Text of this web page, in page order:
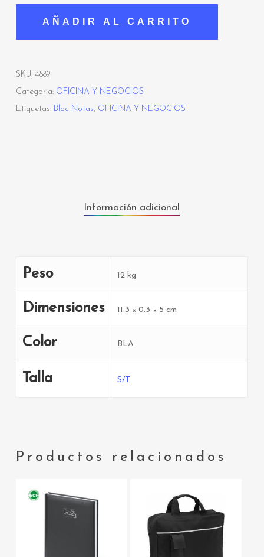
AÑADIR AL CARRITO
SKU: 4889
Categoría: OFICINA Y NEGOCIOS
Etiquetas: Bloc Notas, OFICINA Y NEGOCIOS
Información adicional
Peso 12 kg
Dimensiones 11.3 × 0.3 × 5 cm
Color BLA
Talla S/T
Productos relacionados